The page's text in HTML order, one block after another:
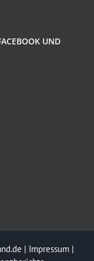
UND
| Impressum |